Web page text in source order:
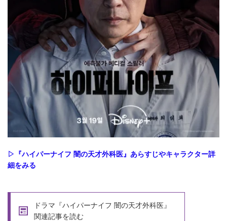
▷『ハイパーナイフ 闇の天才外科医』あらすじやキャラクター詳
細をみる
ドラマ『ハイパーナイフ 闇の天才外科医』
関連記事を読む